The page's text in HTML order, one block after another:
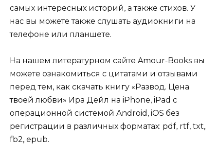
самых интересных историй, а также стихов. У
нас вы можете также слушать аудиокниги на
телефоне или планшете.
На нашем литературном сайте Amour-Books вы
можете ознакомиться с цитатами и отзывами
перед тем, как скачать книгу «Развод. Цена
твоей любви» Ира Дейл на iPhone, iPad с
операционной системой Android, iOS без
регистрации в различных форматах: pdf, rtf, txt,
fb2, epub.